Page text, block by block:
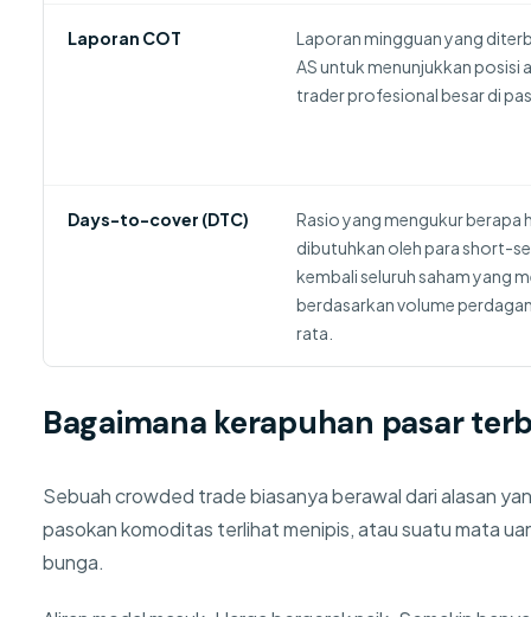
Laporan COT
Laporan mingguan yang
AS untuk menunjukkan posisi
trader profesional besar di
Days-to-cover (DTC)
Rasio yang mengukur berapa
dibutuhkan oleh para short-
kembali seluruh saham yang
berdasarkan volume
rata.
Bagaimana kerapuhan pasar
Sebuah crowded trade biasanya berawal dari alasan
pasokan komoditas terlihat menipis, atau suatu mata
bunga.